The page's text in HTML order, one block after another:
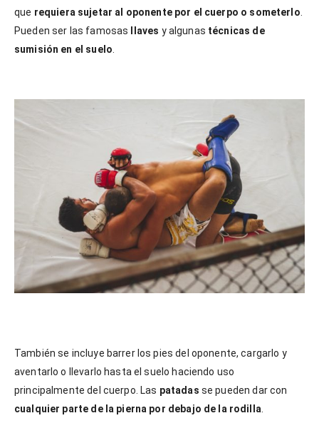
que requiera sujetar al oponente por el cuerpo o someterlo
Pueden ser las famosas
llaves y algunas técnicas de
sumisión en el suelo
También se incluye barrer los pies del oponente, cargarlo y
aventarlo o llevarlo hasta el suelo haciendo uso
principalmente del cuerpo. Las patadas se pueden dar con
cualquier parte de la pierna por debajo de la rodilla